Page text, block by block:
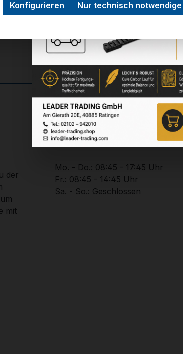
der
mit
Service-Hotline
Unterstützung zu Ihrer Bestellung:
+49 (0) 2102 – 94201 – 0
Mo. - Do.: 08:45 - 17:45 Uhr
Fr.: 08:45 - 14:45 Uhr
Sa. - So.: Geschlossen
Nur technisch notwendige
Konfigurieren